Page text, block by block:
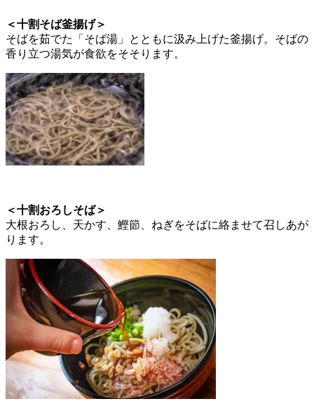
＜十割そば釜揚げ＞
そばを茹でた「そば湯」とともに汲み上げた釜揚げ。そばの
香り立つ湯気が食欲をそそります。
＜十割おろしそば＞
大根おろし、天かす、鰹節、ねぎをそばに絡ませて召しあが
ります。